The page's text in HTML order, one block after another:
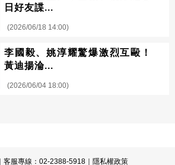
日好友諜...
(2026/06/18 14:00)
李國毅、姚淳耀驚爆激烈互毆！
黃迪揚淪...
(2026/06/04 18:00)
｜客服專線：02-2388-5918｜ 隱私權政策